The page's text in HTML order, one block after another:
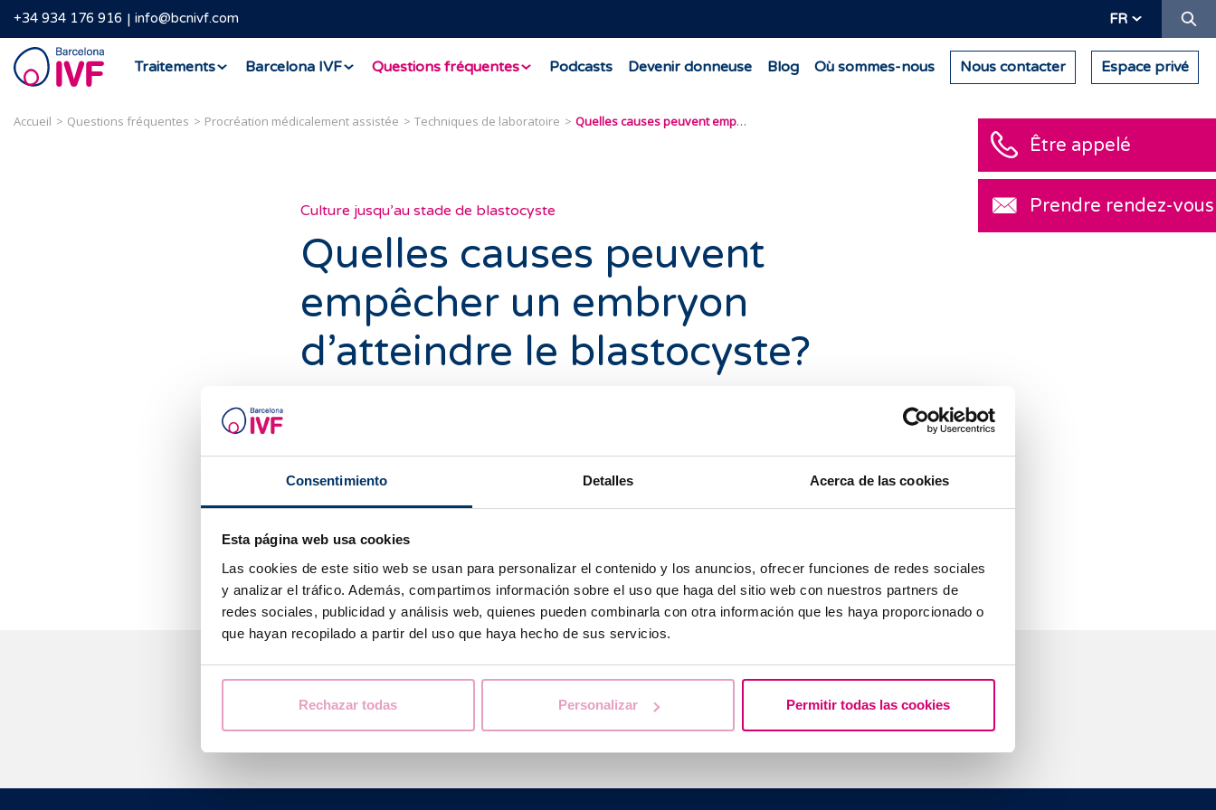
Consentimiento Detalles Acerca de las cookies
Esta página web usa cookies
Las cookies de este sitio web se usan para personalizar el contenido y los anuncios, ofrecer funciones de redes sociales
y analizar el tráfico. Además, compartimos información sobre el uso que haga del sitio web con nuestros partners de
redes sociales, publicidad y análisis web, quienes pueden combinarla con otra información que les haya proporcionado o
que hayan recopilado a partir del uso que haya hecho de sus servicios.
Rechazar todas Personalizar Permitir todas las cookies
+34 934 176 916 info@bcnivf.com FR
Barcelona
IVF
Traitements Barcelona IVF Questions fréquentes Podcasts Devenir donneuse Blog Où sommes-nous Nous contacter Espace privé
Accueil Questions fréquentes Procréation médicalement assistée Techniques de laboratoire Quelles causes peuvent empêcher un embryon d’atteindre le blastocyste?
Culture jusqu’au stade de blastocyste
Quelles causes peuvent
empêcher un embryon
d’atteindre le blastocyste?
Les embryons avec une dotation génétique défectueuse ou tout autre problème (mauvaise
Il est important de procéder à une évaluation précise des causes qui empêchent le
améliorer les taux de grossesse à l’avenir.
Nous vous aidons à trouver les réponses à vos questions
Être appelé
Prendre rendez-vous